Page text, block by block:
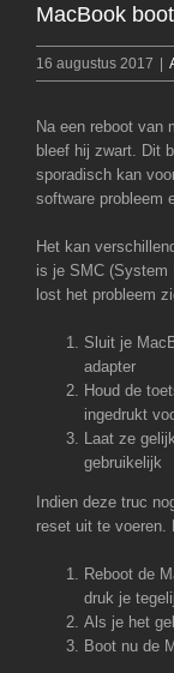
MacBook
16 augustus 2017 |
Na een reboot van
bleef hij zwart. Dit
sporadisch kan
software probleem
Het kan
is je SMC (System
lost het probleem
Sluit je
adapter
Houd de
ingedrukt
Laat ze
gebruikelijk
Indien deze truc
reset uit te voeren.
Reboot de
druk je
Als je het
Boot nu de